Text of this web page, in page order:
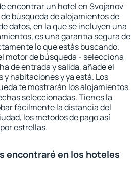
encontrar un hotel en Svojanov
búsqueda de alojamientos de
datos, en la que se incluyen una
es una garantía segura de
lo que estás buscando.
motor de búsqueda - selecciona
de entrada y salida, añade el
y habitaciones y ya está. Los
te mostrarán los alojamientos
seleccionadas. Tienes la
fácilmente la distancia del
los métodos de pago así
estrellas.
encontraré en los hoteles